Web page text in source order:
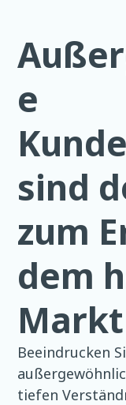
e
sind
zum
dem
Markt
Beeindrucken
tiefen